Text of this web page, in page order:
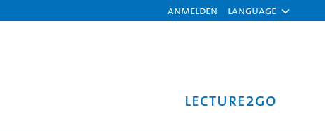
Anmelden Language
Lecture2Go